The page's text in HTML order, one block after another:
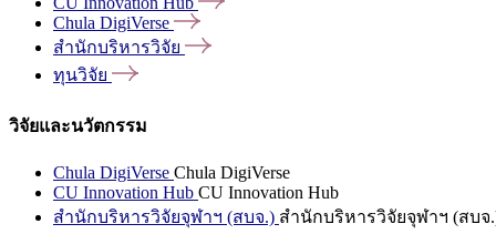
Chula DigiVerse
สำนักบริหารวิจัย
ทุนวิจัย
วิจัยและนวัตกรรม
Chula DigiVerse Chula DigiVerse
CU Innovation Hub CU Innovation Hub
สำนักบริหารวิจัยจุฬาฯ (สบจ.) สำนักบริหารวิจัยจุฬาฯ (สบจ